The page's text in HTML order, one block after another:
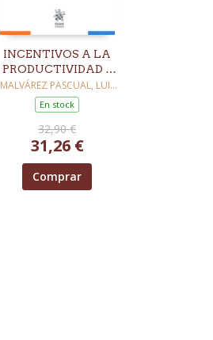
INCENTIVOS A LA
PRODUCTIVIDAD E
IMPARCIALIDAD DE
LOS INSPECTORES
DE HACIENDA
MALVÁREZ PASCUAL, LUIS
ALBERTO
En stock
32,90 €
31,26 €
Comprar